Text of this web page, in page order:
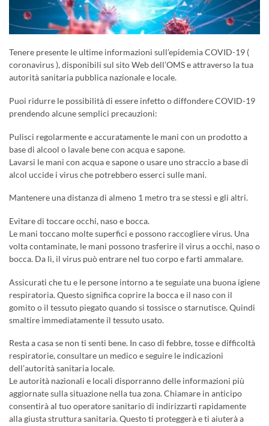
Tenere presente le ultime informazioni sull’epidemia COVID-19 (
coronavirus ), disponibili sul sito Web dell’OMS e attraverso la tua
autorità sanitaria pubblica nazionale e locale.
Puoi ridurre le possibilità di essere infetto o diffondere COVID-19
prendendo alcune semplici precauzioni:
Pulisci regolarmente e accuratamente le mani con un prodotto a
base di alcool o lavale bene con acqua e sapone.
Lavarsi le mani con acqua e sapone o usare uno straccio a base di
alcol uccide i virus che potrebbero esserci sulle mani.
Mantenere una distanza di almeno 1 metro tra se stessi e gli altri.
Evitare di toccare occhi, naso e bocca.
Le mani toccano molte superfici e possono raccogliere virus. Una
volta contaminate, le mani possono trasferire il virus a occhi, naso o
bocca. Da lì, il virus può entrare nel tuo corpo e farti ammalare.
Assicurati che tu e le persone intorno a te seguiate una buona igiene
respiratoria. Questo significa coprire la bocca e il naso con il
gomito o il tessuto piegato quando si tossisce o starnutisce. Quindi
smaltire immediatamente il tessuto usato.
Resta a casa se non ti senti bene. In caso di febbre, tosse e difficoltà
respiratorie, consultare un medico e seguire le indicazioni
dell’autorità sanitaria locale.
Le autorità nazionali e locali disporranno delle informazioni più
aggiornate sulla situazione nella tua zona. Chiamare in anticipo
consentirà al tuo operatore sanitario di indirizzarti rapidamente
alla giusta struttura sanitaria. Questo ti proteggerà e ti aiuterà a